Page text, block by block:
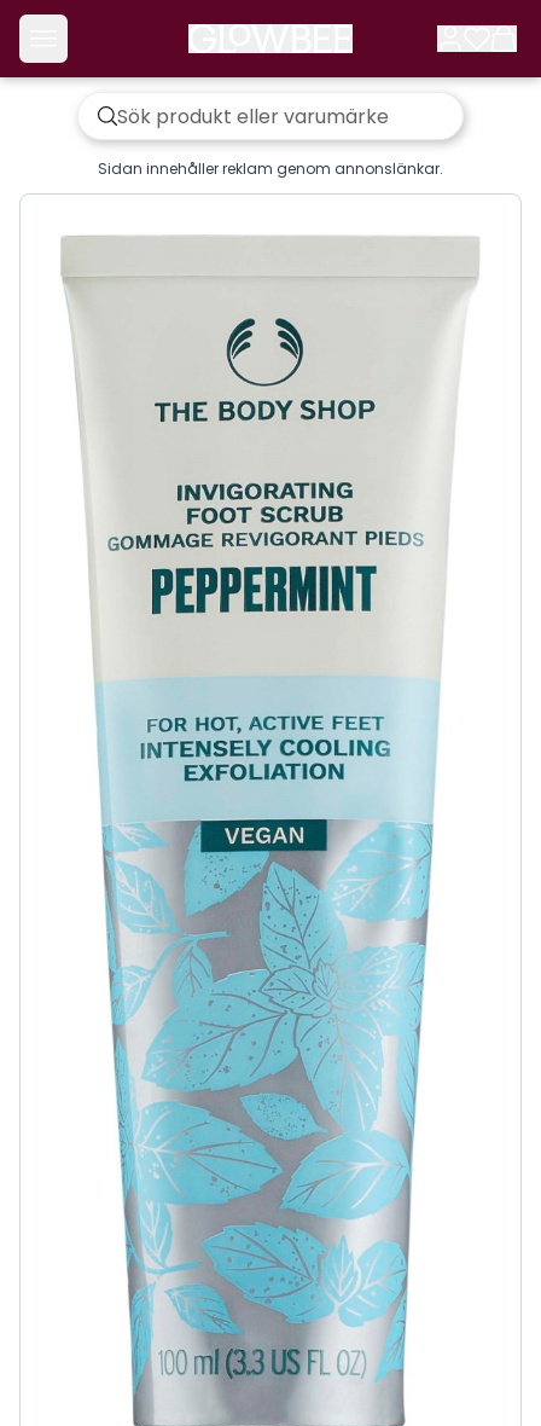
Sidan innehåller reklam genom annonslänkar.